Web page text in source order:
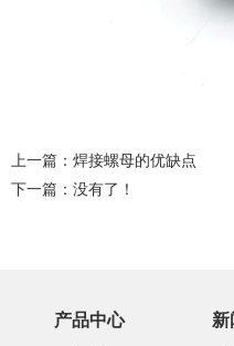
上一篇： 焊接螺母的优缺点
下一篇：没有了！
产品中心